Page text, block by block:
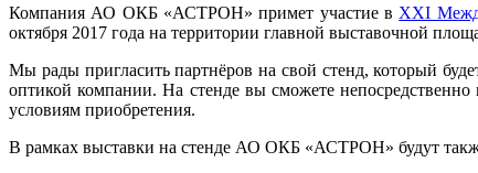
Компания АО ОКБ «АСТРОН» примет участие в XXI
октября 2017 года на территории главной выставочной
Мы рады пригласить партнёров на свой стенд, который
оптикой компании. На стенде вы сможете непосредственно
условиям приобретения.
В рамках выставки на стенде АО ОКБ «АСТРОН» будут